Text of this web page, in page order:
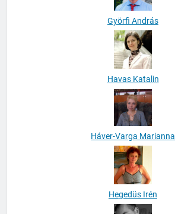
Györfi András
Havas Katalin
Háver-Varga Marianna
Hegedüs Irén